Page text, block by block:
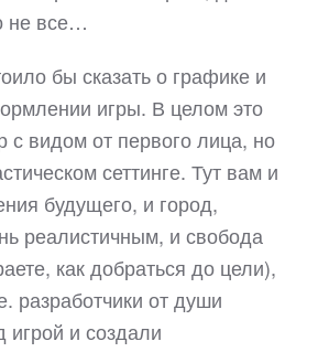
не все…
бы сказать о графике и
игры. В целом это
с видом от первого лица, но
сеттинге. Тут вам и
будущего, и город,
реалистичным, и свобода
как добраться до цели),
разработчики от души
игрой и создали